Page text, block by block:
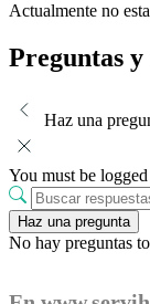
Actualmente no
Preguntas y
Haz una
You must be
Haz una pregunta
No hay preguntas